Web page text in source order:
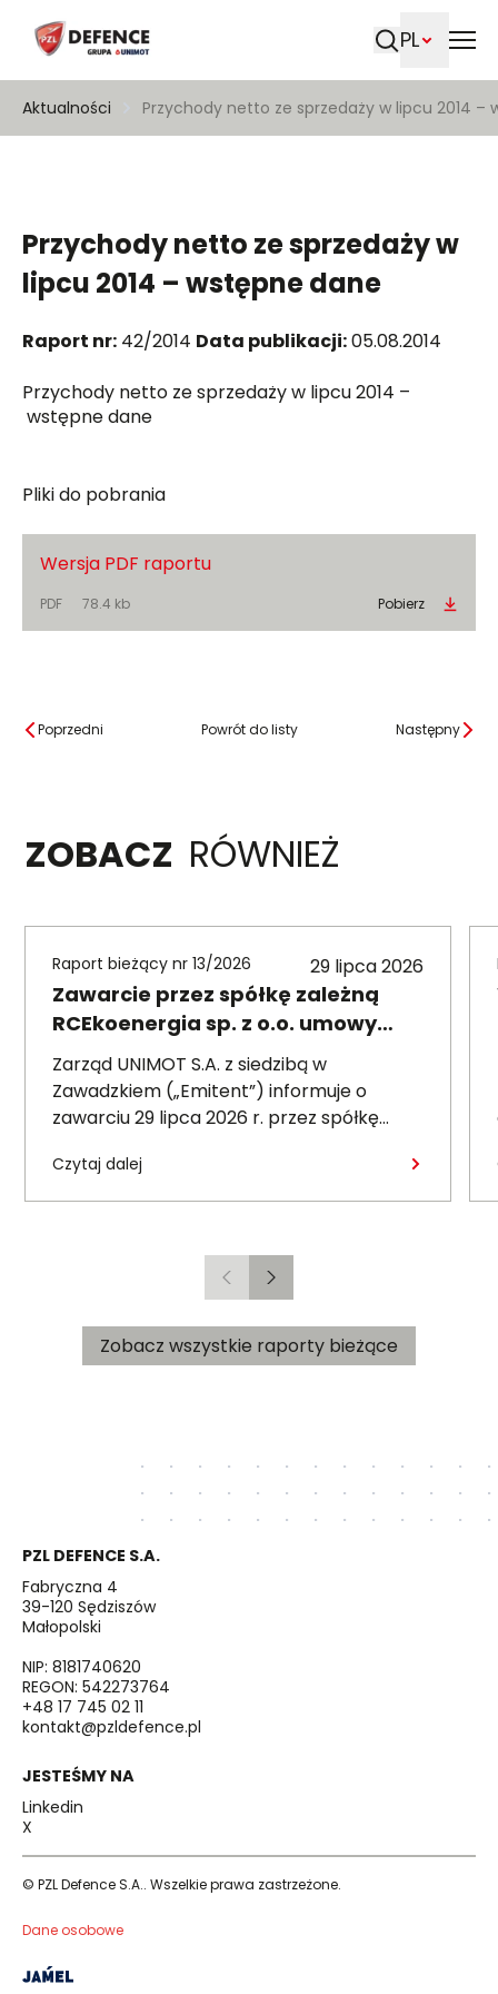
PL
Aktualności Przychody netto ze sprzedaży w lipcu 2014 –
Przychody netto ze sprzedaży w
lipcu 2014 – wstępne dane
Raport nr: 42/2014 Data publikacji:05.08.2014
Przychody netto ze sprzedaży w lipcu 2014 –
wstępne dane
Pliki do pobrania
Wersja PDF raportu
PDF 78.4 kb Pobierz
Poprzedni Powrót do listy Następny
ZOBACZ RÓWNIEŻ
Raport bieżący nr 13/2026 29 lipca 2026
Zawarcie przez spółkę zależną
RCEkoenergia sp. z o.o. umowy
wieloletniej na sprzedaż ciepła do
miasta Czechowice-Dziedzice
Zarząd UNIMOT S.A. z siedzibą w
Zawadzkiem („Emitent”) informuje o
zawarciu 29 lipca 2026 r. przez spółkę
wieloletniej umowy sprzedaży ciepła z
Przedsiębiorstwem Inżynierii Miejskiej sp. z
Dziedzicach („PIM”), dotyczącej sprzedaży
ciepła do miasta Czechowice-Dziedzice
przez RCE („Umowa”).
Czytaj dalej
PoprzedniNastępny
Zobacz wszystkie raporty bieżące
PZL DEFENCE S.A.
Fabryczna 4
39-120 Sędziszów
Małopolski
NIP: 8181740620
REGON: 542273764
+48 17 745 02 11
kontakt@pzldefence.pl
JESTEŚMY NA
Linkedin
X
© PZL Defence S.A.. Wszelkie prawa zastrzeżone.
Dane osobowe